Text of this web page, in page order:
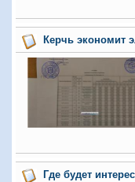
Керчь экономит
Где будет